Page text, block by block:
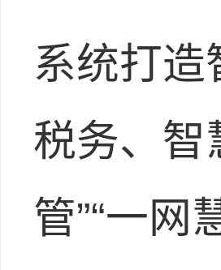
系统打
税务、智
管”“一网